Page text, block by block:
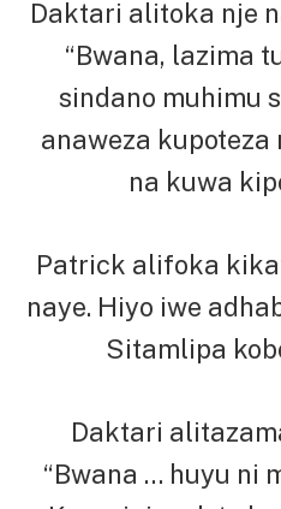
Daktari alitoka nje
“Bwana, lazima
sindano muhimu
anaweza
na kuwa
Patrick alifoka
naye. Hiyo iwe
Sitamlipa
Daktari
“Bwana … huyu ni